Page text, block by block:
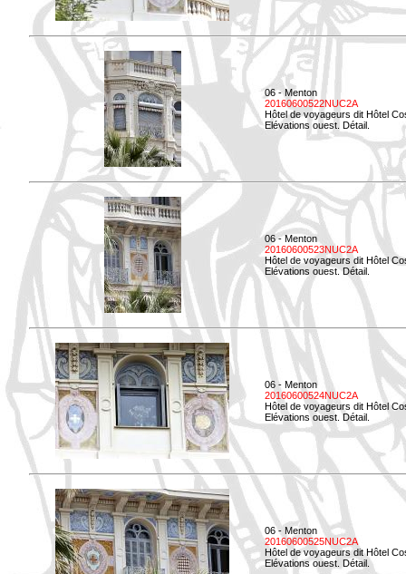
06 - Menton
20160600522NUC2A
Hôtel de voyageurs dit Hôtel
Elévations ouest. Détail.
06 - Menton
20160600523NUC2A
Hôtel de voyageurs dit Hôtel
Elévations ouest. Détail.
06 - Menton
20160600524NUC2A
Hôtel de voyageurs dit Hôtel
Elévations ouest. Détail.
06 - Menton
20160600525NUC2A
Hôtel de voyageurs dit Hôtel
Elévations ouest. Détail.